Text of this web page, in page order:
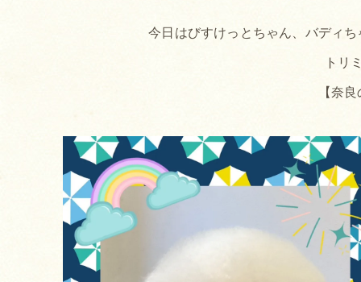
今日はびすけっとちゃん、バディ
トリ
【奈